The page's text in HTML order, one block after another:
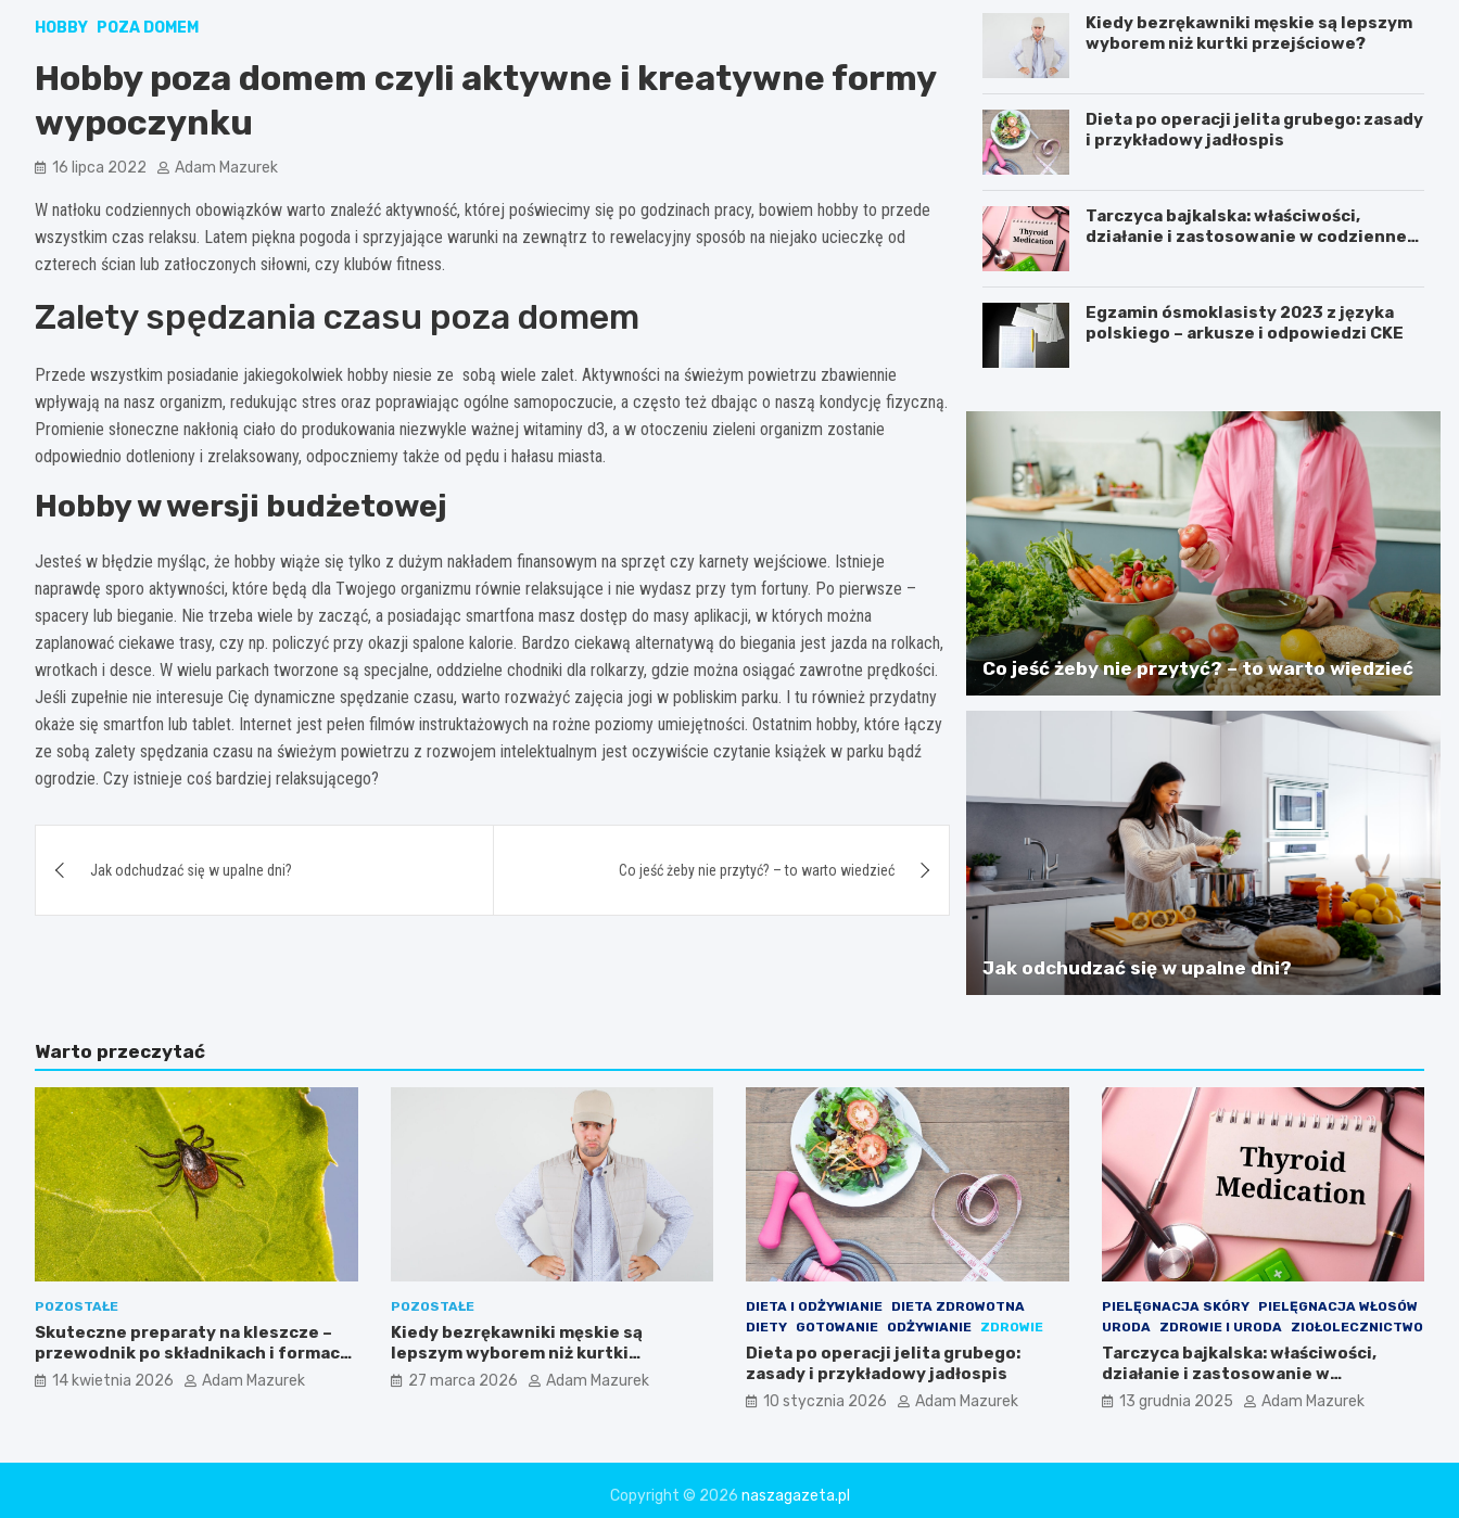
HOBBY POZA DOMEM
Hobby poza domem czyli aktywne i kreatywne formy
wypoczynku
16 lipca 2022 Adam Mazurek
W natłoku codziennych obowiązków warto znaleźć aktywność, której poświecimy się po godzinach pracy, bowiem hobby to przede
wszystkim czas relaksu. Latem piękna pogoda i sprzyjające warunki na zewnątrz to rewelacyjny sposób na niejako ucieczkę od
czterech ścian lub zatłoczonych siłowni, czy klubów fitness.
Zalety spędzania czasu poza domem
Przede wszystkim posiadanie jakiegokolwiek hobby niesie ze sobą wiele zalet. Aktywności na świeżym powietrzu zbawiennie
wpływają na nasz organizm, redukując stres oraz poprawiając ogólne samopoczucie, a często też dbając o naszą kondycję fizyczną.
Promienie słoneczne nakłonią ciało do produkowania niezwykle ważnej witaminy d3, a w otoczeniu zieleni organizm zostanie
odpowiednio dotleniony i zrelaksowany, odpoczniemy także od pędu i hałasu miasta.
Hobby w wersji budżetowej
Jesteś w błędzie myśląc, że hobby wiąże się tylko z dużym nakładem finansowym na sprzęt czy karnety wejściowe. Istnieje
naprawdę sporo aktywności, które będą dla Twojego organizmu równie relaksujące i nie wydasz przy tym fortuny. Po pierwsze –
spacery lub bieganie. Nie trzeba wiele by zacząć, a posiadając smartfona masz dostęp do masy aplikacji, w których można
zaplanować ciekawe trasy, czy np. policzyć przy okazji spalone kalorie. Bardzo ciekawą alternatywą do biegania jest jazda na rolkach,
wrotkach i desce. W wielu parkach tworzone są specjalne, oddzielne chodniki dla rolkarzy, gdzie można osiągać zawrotne prędkości.
Jeśli zupełnie nie interesuje Cię dynamiczne spędzanie czasu, warto rozważyć zajęcia jogi w pobliskim parku. I tu również przydatny
okaże się smartfon lub tablet. Internet jest pełen filmów instruktażowych na rożne poziomy umiejętności. Ostatnim hobby, które łączy
ze sobą zalety spędzania czasu na świeżym powietrzu z rozwojem intelektualnym jest oczywiście czytanie książek w parku bądź
ogrodzie. Czy istnieje coś bardziej relaksującego?
wpisuJak odchudzać się w upalne dni? Co jeść żeby nie przytyć? – to warto wiedzieć
Kiedy bezrękawniki męskie są lepszym
wyborem niż kurtki przejściowe?
Dieta po operacji jelita grubego: zasady
i przykładowy jadłospis
Tarczyca bajkalska: właściwości,
działanie i zastosowanie w codziennej
Egzamin ósmoklasisty 2023 z języka
polskiego – arkusze i odpowiedzi CKE
Co jeść żeby nie przytyć? – to warto wiedzieć
Jak odchudzać się w upalne dni?
Warto przeczytać
POZOSTAŁE
Skuteczne preparaty na kleszcze –
przewodnik po składnikach i formach
ochrony
14 kwietnia 2026 Adam Mazurek
POZOSTAŁE
Kiedy bezrękawniki męskie są
lepszym wyborem niż kurtki
przejściowe?
27 marca 2026 Adam Mazurek
DIETA I ODŻYWIANIE
DIETA ZDROWOTNA
DIETY
GOTOWANIE ODŻYWIANIE ZDROWIE
Dieta po operacji jelita grubego:
zasady i przykładowy jadłospis
10 stycznia 2026 Adam Mazurek
PIELĘGNACJA SKÓRY
PIELĘGNACJA WŁOSÓW
URODA
ZDROWIE I URODA ZIOŁOLECZNICTWO
Tarczyca bajkalska: właściwości,
działanie i zastosowanie w
codziennej pielęgnacji
13 grudnia 2025 Adam Mazurek
Copyright © 2026 naszagazeta.pl